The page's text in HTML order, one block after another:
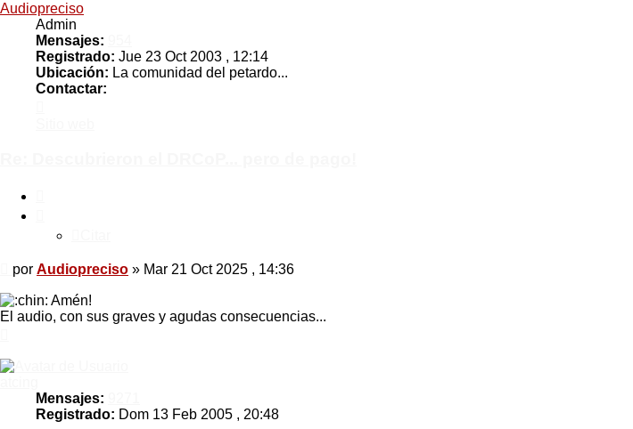
Audiopreciso
Admin
Mensajes:
Registrado: Jue 23 Oct 2003 , 12:14
Ubicación: La comunidad del petardo...
Contactar:
Mensaje
por Audiopreciso » Mar 21 Oct 2025 , 14:36
Amén!
El audio, con sus graves y agudas consecuencias...
Mensajes:
Registrado: Dom 13 Feb 2005 , 20:48